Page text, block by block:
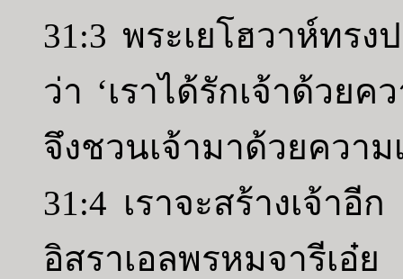
31:3 พระเยโฮวาห์ทร
ว่า ‘เราได้รักเจ้าด้วย
จึงชวนเจ้ามาด้วยความ
31:4 เราจะสร้างเจ้าอี
อิสราเอลพรหมจารีเ